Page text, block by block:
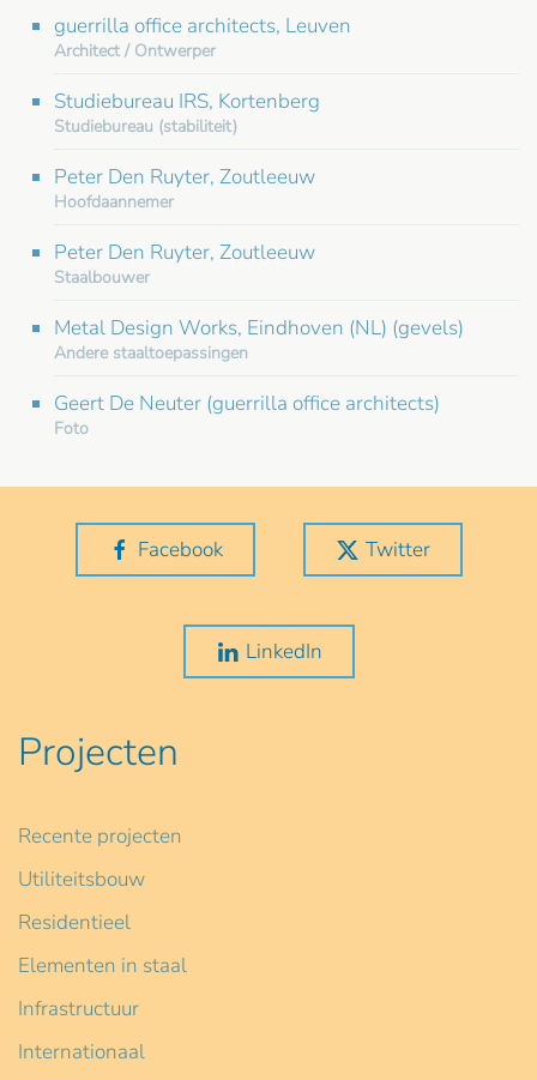
guerrilla office architects, Leuven
Architect / Ontwerper
Studiebureau IRS, Kortenberg
Studiebureau (stabiliteit)
Peter Den Ruyter, Zoutleeuw
Hoofdaannemer
Peter Den Ruyter, Zoutleeuw
Staalbouwer
Metal Design Works, Eindhoven (NL) (gevels)
Andere staaltoepassingen
Geert De Neuter (guerrilla office architects)
Foto
Facebook Twitter
LinkedIn
Projecten
Recente projecten
Utiliteitsbouw
Residentieel
Elementen in staal
Infrastructuur
Internationaal